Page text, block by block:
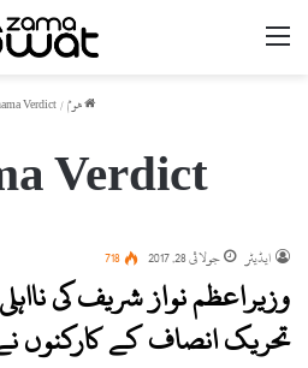
ھوم /
Verdict
Verdict
ایڈیٹر جولائی 28, 2017 718
وزیراعظم نواز شریف کی
تحریک انصاف کے کارکنوں